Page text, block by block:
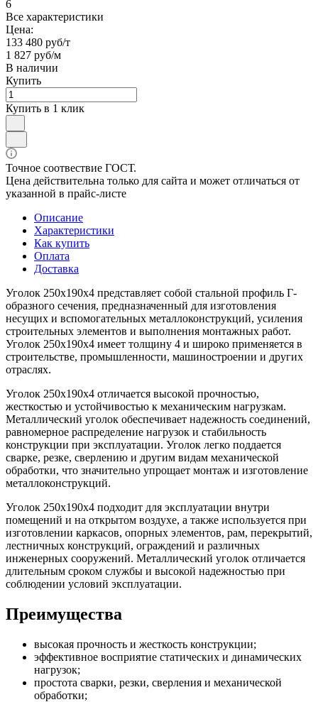
6
Все характеристики
Цена:
133 480 руб/т
1 827 руб/м
В наличии
Купить
Купить в 1 клик
Точное соотвествие ГОСТ.
Цена действительна только для сайта и может отличаться от
указанной в прайс-листе
Описание
Характеристики
Как купить
Оплата
Доставка
Уголок 250х190х4 представляет собой стальной профиль Г-
образного сечения, предназначенный для изготовления
несущих и вспомогательных металлоконструкций, усиления
строительных элементов и выполнения монтажных работ.
Уголок 250х190х4 имеет толщину 4 и широко применяется в
строительстве, промышленности, машиностроении и других
отраслях.
Уголок 250х190х4 отличается высокой прочностью,
жесткостью и устойчивостью к механическим нагрузкам.
Металлический уголок обеспечивает надежность соединений,
равномерное распределение нагрузок и стабильность
конструкции при эксплуатации. Уголок легко поддается
сварке, резке, сверлению и другим видам механической
обработки, что значительно упрощает монтаж и изготовление
металлоконструкций.
Уголок 250х190х4 подходит для эксплуатации внутри
помещений и на открытом воздухе, а также используется при
изготовлении каркасов, опорных элементов, рам, перекрытий,
лестничных конструкций, ограждений и различных
инженерных сооружений. Металлический уголок отличается
длительным сроком службы и высокой надежностью при
соблюдении условий эксплуатации.
Преимущества
высокая прочность и жесткость конструкции;
эффективное восприятие статических и динамических
нагрузок;
простота сварки, резки, сверления и механической
обработки;